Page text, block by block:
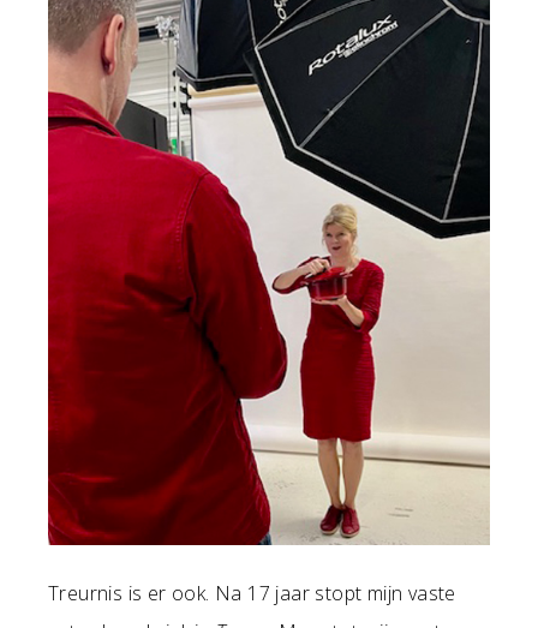
Treurnis is er ook. Na 17 jaar stopt mijn vaste